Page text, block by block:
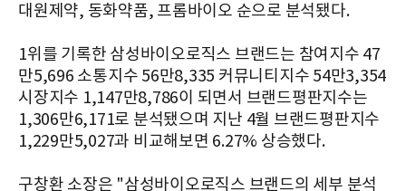
대원제약, 동화약품, 프롬바이오 순으로 분석됐다.
1위를 기록한 삼성바이오로직스 브랜드는 참여지수 47
만5,696 소통지수 56만8,335 커뮤니티지수 54만3,354
시장지수 1,147만8,786이 되면서 브랜드평판지수는
1,306만6,171로 분석됐으며 지난 4월 브랜드평판지수
1,229만5,027과 비교해보면 6.27% 상승했다.​​
구창환 소장은 "삼성바이오로직스 브랜드의 세부 분석